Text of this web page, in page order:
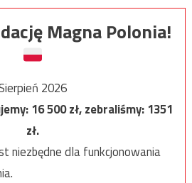
Magna Polonia!
2026
16 500zł, zebraliśmy:1351
zł.
niezbędne dla funkcjonowania